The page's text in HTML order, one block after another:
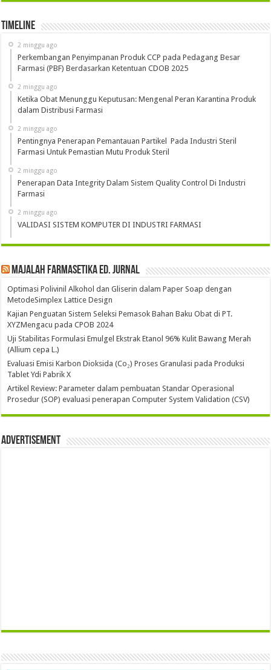
Timeline
2 minggu ago
Perkembangan Penyimpanan Produk CCP pada Pedagang Besar
Farmasi (PBF) Berdasarkan Ketentuan CDOB 2025
2 minggu ago
Ketika Obat Menunggu Keputusan: Mengenal Peran Karantina Produk
dalam Distribusi Farmasi
2 minggu ago
Pentingnya Penerapan Pemantauan Partikel Pada Industri Steril
Farmasi Untuk Pemastian Mutu Produk Steril
2 minggu ago
Penerapan Data Integrity Dalam Sistem Quality Control Di Industri
Farmasi
2 minggu ago
VALIDASI SISTEM KOMPUTER DI INDUSTRI FARMASI
Majalah Farmasetika Ed. Jurnal
Optimasi Polivinil Alkohol dan Gliserin dalam Paper Soap dengan
MetodeSimplex Lattice Design
Kajian Penguatan Sistem Seleksi Pemasok Bahan Baku Obat di PT.
XYZMengacu pada CPOB 2024
Uji Stabilitas Formulasi Emulgel Ekstrak Etanol 96% Kulit Bawang Merah
(Allium cepa L.)
Evaluasi Emisi Karbon Dioksida (Co₂) Proses Granulasi pada Produksi
Tablet Ydi Pabrik X
Artikel Review: Parameter dalam pembuatan Standar Operasional
Prosedur (SOP) evaluasi penerapan Computer System Validation (CSV)
Advertisement